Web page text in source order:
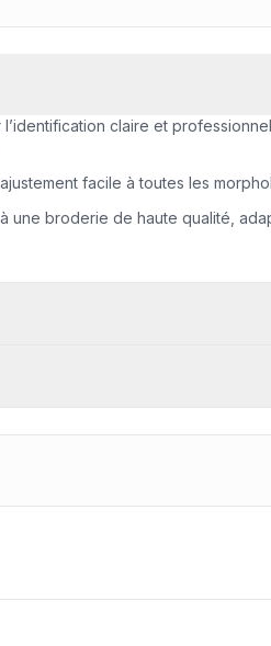
claire et
facile à toutes les
broderie de haute qualité,